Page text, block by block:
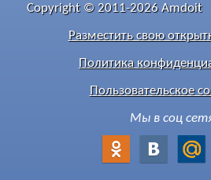
Copyright © 2011-2026 Amdoit
Разместить свою
Политика
Пользовательское
Мы в соц